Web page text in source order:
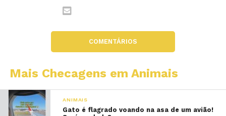
COMENTÁRIOS
Mais Checagens em Animais
ANIMAIS
Gato é flagrado voando na asa de um avião!